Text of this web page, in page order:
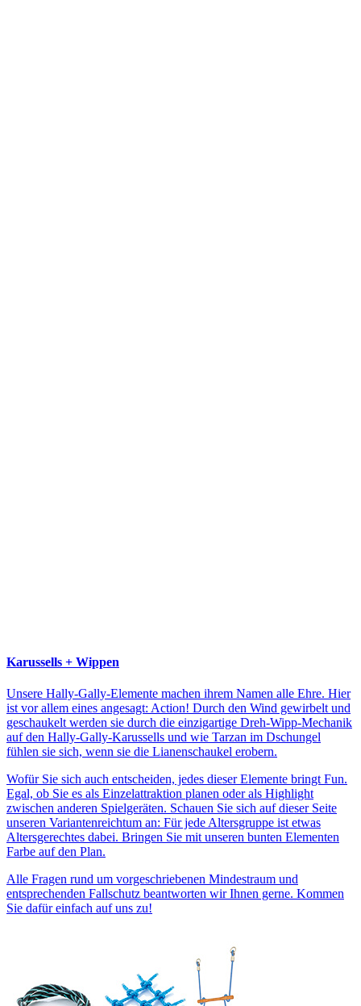
Karussells + Wippen
Unsere Hally-Gally-Elemente machen ihrem Namen alle Ehre. Hier
ist vor allem eines angesagt: Action! Durch den Wind gewirbelt und
geschaukelt werden sie durch die einzigartige Dreh-Wipp-Mechanik
auf den Hally-Gally-Karussells und wie Tarzan im Dschungel
fühlen sie sich, wenn sie die Lianenschaukel erobern.
Wofür Sie sich auch entscheiden, jedes dieser Elemente bringt Fun.
Egal, ob Sie es als Einzelattraktion planen oder als Highlight
zwischen anderen Spielgeräten. Schauen Sie sich auf dieser Seite
unseren Variantenreichtum an: Für jede Altersgruppe ist etwas
Altersgerechtes dabei. Bringen Sie mit unseren bunten Elementen
Farbe auf den Plan.
Alle Fragen rund um vorgeschriebenen Mindestraum und
entsprechenden Fallschutz beantworten wir Ihnen gerne. Kommen
Sie dafür einfach auf uns zu!